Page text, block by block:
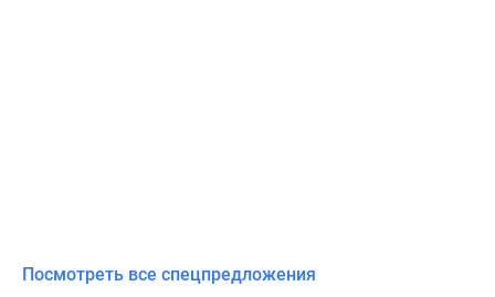
Посмотреть все спецпредложения